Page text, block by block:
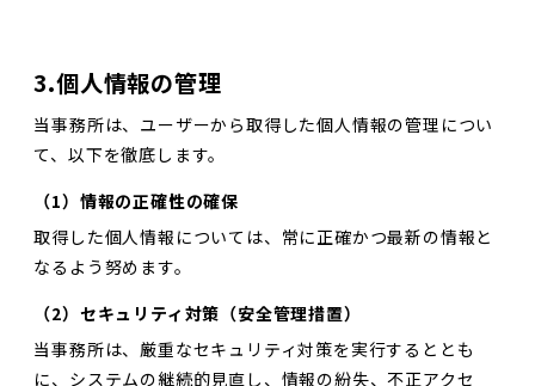
3.個人情報の管理
当事務所は、ユーザーから取得した個人情報の管理につい
て、以下を徹底します。
（1）情報の正確性の確保
取得した個人情報については、常に正確かつ最新の情報と
なるよう努めます。
（2）セキュリティ対策（安全管理措置）
当事務所は、厳重なセキュリティ対策を実行するととも
に、システムの継続的見直し、情報の紛失、不正アクセ